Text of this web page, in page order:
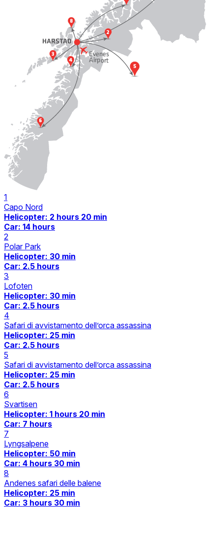
1
Capo Nord
Helicopter: 2 hours 20 min
Car: 14 hours
2
Polar Park
Helicopter: 30 min
Car: 2.5 hours
3
Lofoten
Helicopter: 30 min
Car: 2.5 hours
4
Safari di avvistamento dell’orca assassina
Helicopter: 25 min
Car: 2.5 hours
5
Safari di avvistamento dell’orca assassina
Helicopter: 25 min
Car: 2.5 hours
6
Svartisen
Helicopter: 1 hours 20 min
Car: 7 hours
7
Lyngsalpene
Helicopter: 50 min
Car: 4 hours 30 min
8
Andenes safari delle balene
Helicopter: 25 min
Car: 3 hours 30 min